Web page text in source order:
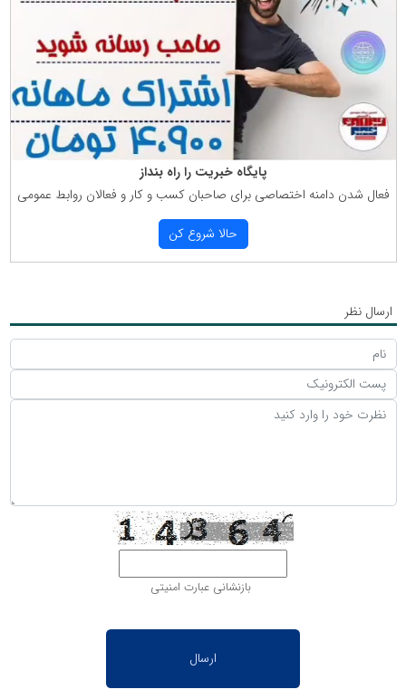
پایگاه خبریت را راه بنداز
فعال شدن دامنه اختصاصی برای صاحبان كسب و كار و فعالان روابط عمومی
حالا شروع كن
ارسال نظر
بازنشانی عبارت امنیتی